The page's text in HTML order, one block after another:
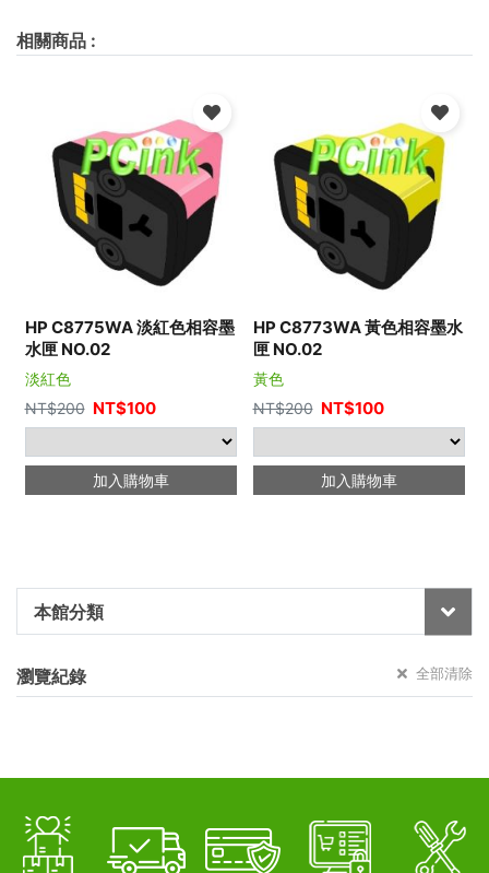
本館分類
瀏覽紀錄 全部清除
相關商品 :
HP C8775WA 淡紅色相容墨
水匣 NO.02
淡紅色
NT$200 NT$100
加入購物車
HP C8773WA 黃色相容墨水
匣 NO.02
黃色
NT$200 NT$100
加入購物車